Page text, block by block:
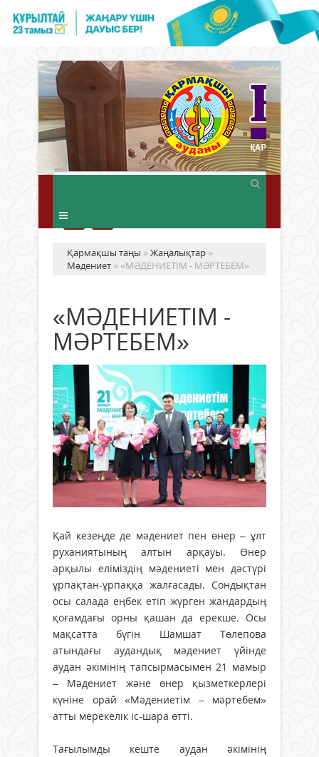
Қармақшы таңы »Жаңалықтар »
Мәдениет » «МӘДЕНИЕТІМ - МӘРТЕБЕМ»
«МӘДЕНИЕТІМ -
МӘРТЕБЕМ»
Қай кезеңде де мәдениет пен өнер – ұлт
руханиятының алтын арқауы. Өнер
арқылы еліміздің мәдениеті мен дәстүрі
ұрпақтан-ұрпаққа жалғасады. Сондықтан
осы салада еңбек етіп жүрген жандардың
қоғамдағы орны қашан да ерекше. Осы
мақсатта бүгін Шамшат Төлепова
атындағы аудандық мәдениет үйінде
аудан әкімінің тапсырмасымен 21 мамыр
– Мәдениет және өнер қызметкерлері
күніне орай «Мәдениетім – мәртебем»
атты мерекелік іс-шара өтті.
Тағылымды кеште аудан әкімінің